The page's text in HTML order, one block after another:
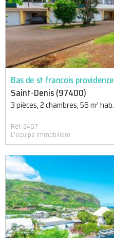
Saint-Denis (97400)
3 pièces, 2 chambres, 56 m² hab.
Réf. 2467
L'equipe Immobiliere